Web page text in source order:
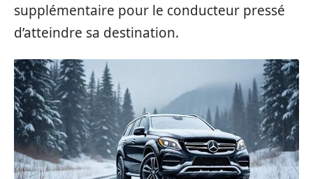
supplémentaire pour le conducteur pressé
d’atteindre sa destination.